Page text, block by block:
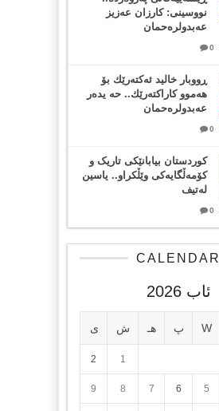
نووسینی: کارزان عەزیز
عەبدولرەحمان
0
ڕووبار خالید ئەكتەرێك بۆ
هەموو كاراكتەرێك.. حه یدەر
عەبدولرەحمان
0
کوردستان بیابانێکی تاریک و
کۆمەڵگایەکی وێڵکراو.. یاسین
لەتیف
0
CALENDAR
ئاب 2026
W پ هـ ش ی
1
2
5
6
7
8
9